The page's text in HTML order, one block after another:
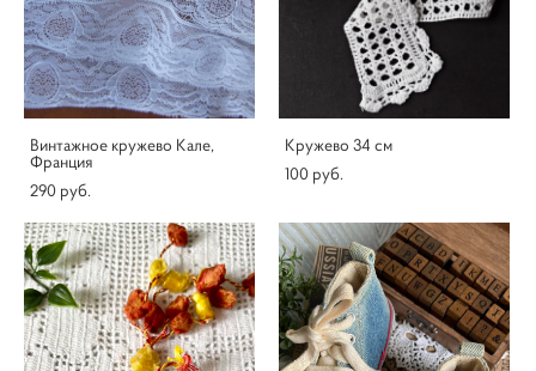
Винтажное кружево Кале,
Франция
290 pуб.
Кружево 34 см
100 pуб.